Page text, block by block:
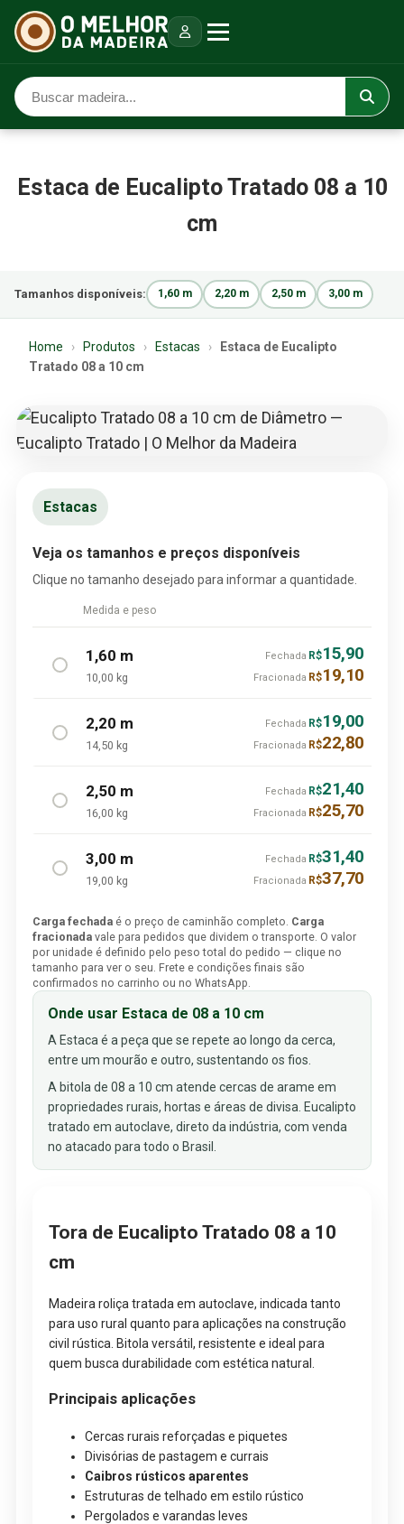
Estaca de Eucalipto Tratado 08 a 10
cm
Tamanhos disponíveis: 1,60 m 2,20 m 2,50 m 3,00 m
Home › Produtos › Estacas ›
Estaca de Eucalipto
Tratado 08 a 10 cm
Estacas
Veja os tamanhos e preços disponíveis
Clique no tamanho desejado para informar a quantidade.
Medida e peso
1,60 m
10,00 kg
Fechada R$15,90
Fracionada R$19,10
2,20 m
14,50 kg
Fechada R$19,00
Fracionada R$22,80
2,50 m
16,00 kg
Fechada R$21,40
Fracionada R$25,70
3,00 m
19,00 kg
Fechada R$31,40
Fracionada R$37,70
Carga fechada é o preço de caminhão completo. Carga
fracionada vale para pedidos que dividem o transporte. O valor
por unidade é definido pelo peso total do pedido — clique no
tamanho para ver o seu. Frete e condições finais são
confirmados no carrinho ou no WhatsApp.
Onde usar Estaca de 08 a 10 cm
A Estaca é a peça que se repete ao longo da cerca,
entre um mourão e outro, sustentando os fios.
A bitola de 08 a 10 cm atende cercas de arame em
propriedades rurais, hortas e áreas de divisa. Eucalipto
tratado em autoclave, direto da indústria, com venda
no atacado para todo o Brasil.
Tora de Eucalipto Tratado 08 a 10
cm
Madeira roliça tratada em autoclave, indicada tanto
para uso rural quanto para aplicações na construção
civil rústica. Bitola versátil, resistente e ideal para
quem busca durabilidade com estética natural.
Principais aplicações
Cercas rurais reforçadas e piquetes
Divisórias de pastagem e currais
Caibros rústicos aparentes
Estruturas de telhado em estilo rústico
Pergolados e varandas leves